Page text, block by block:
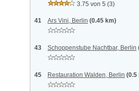
3.75 von 5 (3)
41 Ars Vini, Berlin (0.45 km)
43 Schoppenstube Nachtbar, Berlin
45 Restauration Walden, Berlin (0.5